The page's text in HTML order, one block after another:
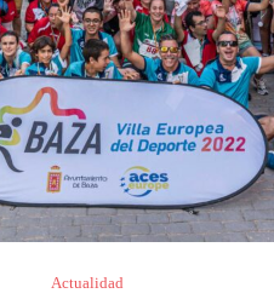
Actualidad